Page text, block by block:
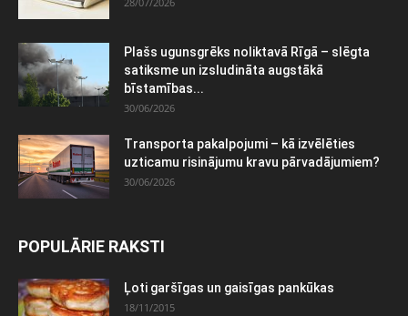
Plašs ugunsgrēks noliktavā Rīgā – slēgta
satiksme un izsludināta augstākā
bīstamības...
30/06/2026
Transporta pakalpojumi – kā izvēlēties
uzticamu risinājumu kravu pārvadājumiem?
30/06/2026
POPULĀRIE RAKSTI
Ļoti garšīgas un gaisīgas pankūkas
18/11/2015